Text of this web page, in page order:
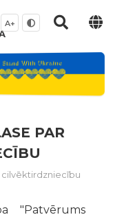
A+
PAR
"Patvērums